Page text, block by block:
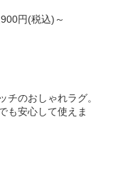
円(税込)～
チのおしゃれラグ。
も安心して使えま